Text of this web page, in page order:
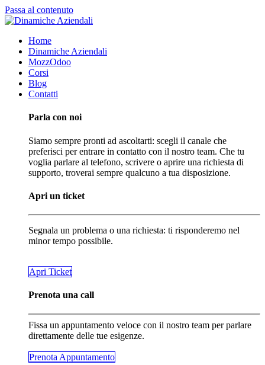
Passa al contenuto
Home
Dinamiche Aziendali
MozzOdoo
Corsi
Blog
Contatti
Parla con noi
Siamo sempre pronti ad ascoltarti: scegli il canale che
preferisci per entrare in contatto con il nostro team. Che tu
voglia parlare al telefono, scrivere o aprire una richiesta di
supporto, troverai sempre qualcuno a tua disposizione.
Apri un ticket
Segnala un problema o una richiesta: ti risponderemo nel
minor tempo possibile.
​​​​Apri Ticket
Prenota una call
Fissa un appuntamento veloce con il nostro team per parlare
direttamente delle tue esigenze.
Prenota Appunta​​​​mento